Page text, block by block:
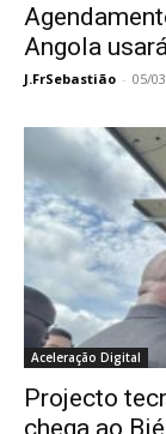
Angola
J.FrSebastião - 05/
Aceleração Digital
Projecto